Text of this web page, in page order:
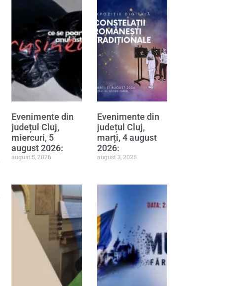
Evenimente din
județul Cluj,
miercuri, 5
august 2026:
august 5, 2026
Evenimente din
județul Cluj,
marți, 4 august
2026:
august 3, 2026